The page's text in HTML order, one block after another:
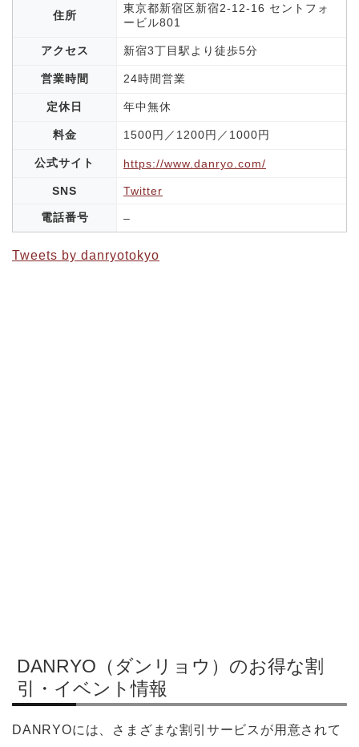
住所
東京都新宿区新宿2-12-16 セントフォ
ービル801
アクセス 新宿3丁目駅より徒歩5分
営業時間 24時間営業
定休日 年中無休
料金 1500円／1200円／1000円
公式サイト https://www.danryo.com/
SNS Twitter
電話番号 –
Tweets by danryotokyo
DANRYO（ダンリョウ）のお得な割
引・イベント情報
DANRYOには、さまざまな割引サービスが用意されて